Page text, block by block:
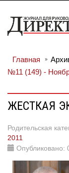
Главная
№11 (149) -
ЖЕСТКАЯ
Родительская
2011
Опубликовано: